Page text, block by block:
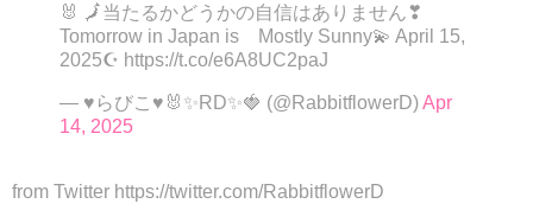
🐰 🗾当たるかどうかの自信はありません❣
Tomorrow in Japan is Mostly Sunny💫 April 15,
2025☪ https://t.co/e6A8UC2paJ
— ♥らびこ♥🐰✨RD✨🍓 (@RabbitflowerD)Apr
14, 2025
from Twitter https://twitter.com/RabbitflowerD